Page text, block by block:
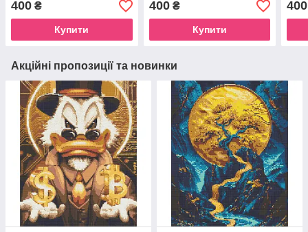
400 ₴
Купити
400₴
Купити
400
Акційні пропозиції та новинки